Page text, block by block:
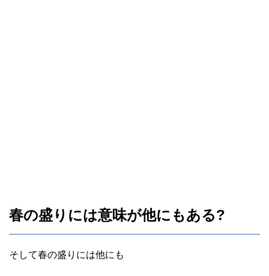
春の盛りには意味が他にもある?
そして春の盛りには他にも